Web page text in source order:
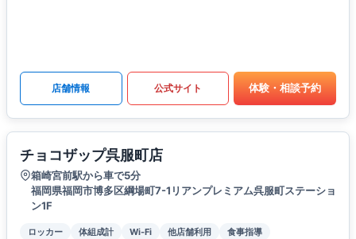
店舗情報 公式サイト 体験・相談予約
チョコザップ呉服町店
箱崎宮前駅から車で5分
福岡県福岡市博多区綱場町7-1リアンプレミアム呉服町ステーショ
ン1F
ロッカー 体組成計 Wi-Fi 他店舗利用
食事指導